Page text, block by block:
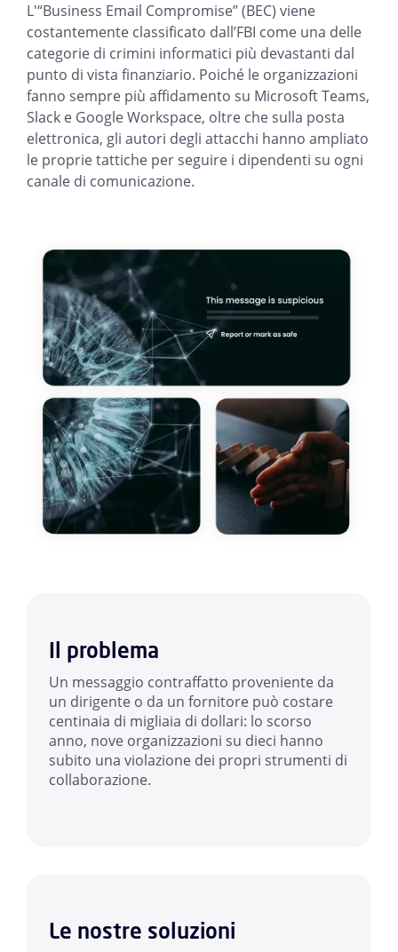
L'“Business Email Compromise” (BEC) viene
costantemente classificato dall’FBI come una delle
categorie di crimini informatici più devastanti dal
punto di vista finanziario. Poiché le organizzazioni
fanno sempre più affidamento su Microsoft Teams,
Slack e Google Workspace, oltre che sulla posta
elettronica, gli autori degli attacchi hanno ampliato
le proprie tattiche per seguire i dipendenti su ogni
canale di comunicazione.
Il problema
Un messaggio contraffatto proveniente da
un dirigente o da un fornitore può costare
centinaia di migliaia di dollari: lo scorso
anno, nove organizzazioni su dieci hanno
subito una violazione dei propri strumenti di
collaborazione.
Le nostre soluzioni